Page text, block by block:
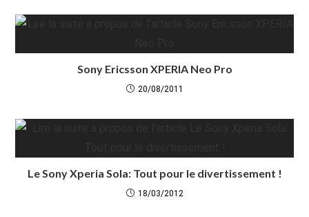
Sony Ericsson XPERIA Neo Pro
20/08/2011
Le Sony Xperia Sola: Tout pour le divertissement !
18/03/2012